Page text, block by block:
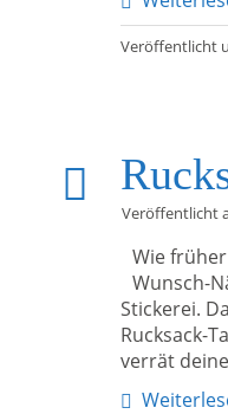
Veröffentlicht
Veröffentlicht
Wie
Wunsch-
Stickerei.
Rucksack-
verrät